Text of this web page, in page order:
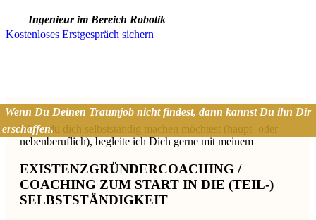
Ingenieur im Bereich Robotik
Kostenloses Erstgespräch sichern
Wenn Du Deinen Traumjob nicht findest, dann kannst Du ihn Dir
erschaffen.
Wenn du dich selbstständig machen möchtest (haupt- oder
nebenberuflich), begleite ich Dich gerne mit meinem
EXISTENZGRÜNDERCOACHING /
COACHING ZUM START IN DIE (TEIL-)
SELBSTSTÄNDIGKEIT